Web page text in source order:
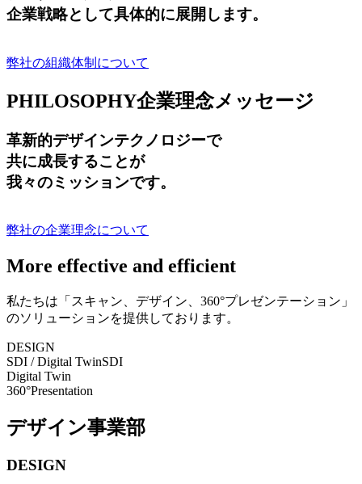
企業戦略として具体的に展開します。
弊社の組織体制について
PHILOSOPHY企業理念メッセージ
革新的デザインテクノロジーで
共に成長することが
我々のミッションです。
弊社の企業理念について
More effective and efficient
私たちは「スキャン、デザイン、360°プレゼンテーション」
のソリューションを提供しております。
DESIGN
SDI / Digital TwinSDI
Digital Twin
360°Presentation
デザイン事業部
DESIGN